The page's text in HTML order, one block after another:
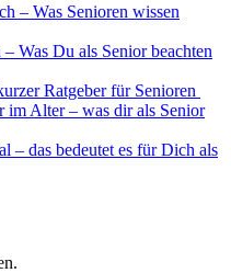
– Was Senioren wissen
Was Du als Senior beachten
Ratgeber für Senioren
im Alter – was dir als Senior
– das bedeutet es für Dich als